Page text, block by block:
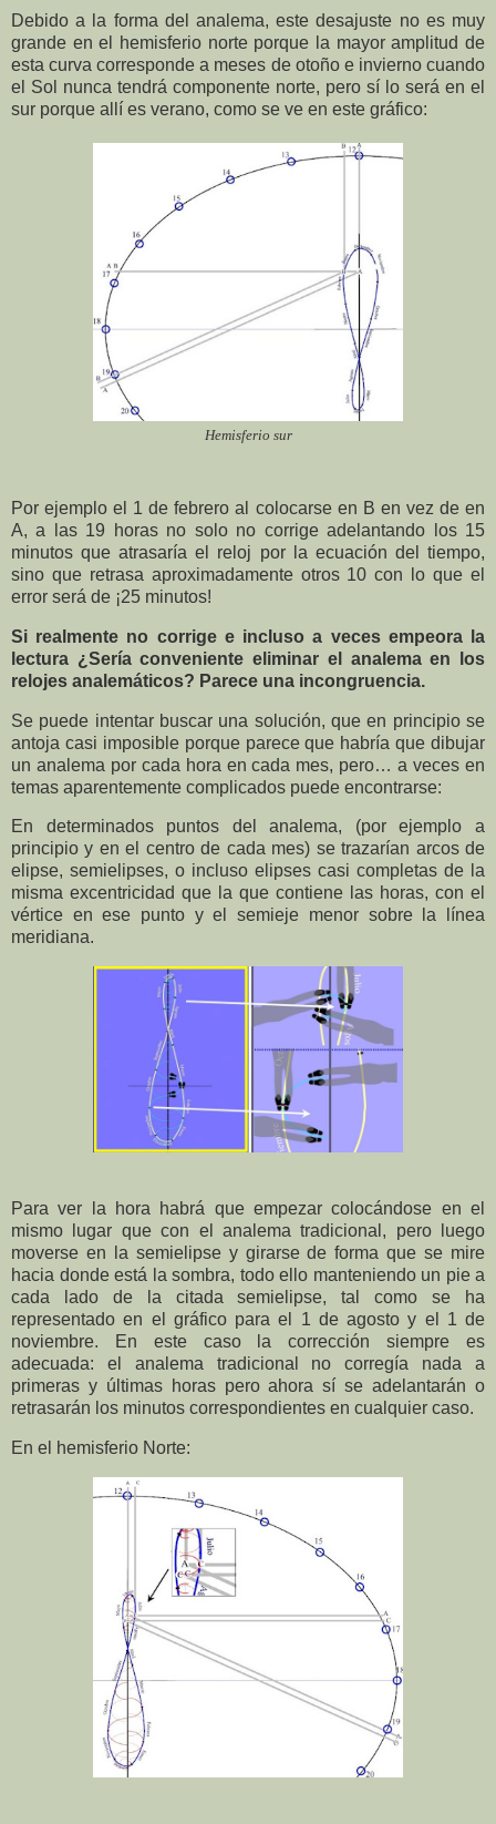
Debido a la forma del analema, este desajuste no es muy
grande en el hemisferio norte porque la mayor amplitud de
esta curva corresponde a meses de otoño e invierno cuando
el Sol nunca tendrá componente norte, pero sí lo será en el
sur porque allí es verano, como se ve en este gráfico:
Hemisferio sur
Por ejemplo el 1 de febrero al colocarse en B en vez de en
A, a las 19 horas no solo no corrige adelantando los 15
minutos que atrasaría el reloj por la ecuación del tiempo,
sino que retrasa aproximadamente otros 10 con lo que el
error será de ¡25 minutos!
Si realmente no corrige e incluso a veces empeora la
lectura ¿Sería conveniente eliminar el analema en los
relojes analemáticos? Parece una incongruencia.
Se puede intentar buscar una solución, que en principio se
antoja casi imposible porque parece que habría que dibujar
un analema por cada hora en cada mes, pero… a veces en
temas aparentemente complicados puede encontrarse:
En determinados puntos del analema, (por ejemplo a
principio y en el centro de cada mes) se trazarían arcos de
elipse, semielipses, o incluso elipses casi completas de la
misma excentricidad que la que contiene las horas, con el
vértice en ese punto y el semieje menor sobre la línea
meridiana.
Para ver la hora habrá que empezar colocándose en el
mismo lugar que con el analema tradicional, pero luego
moverse en la semielipse y girarse de forma que se mire
hacia donde está la sombra, todo ello manteniendo un pie a
cada lado de la citada semielipse, tal como se ha
representado en el gráfico para el 1 de agosto y el 1 de
noviembre. En este caso la corrección siempre es
adecuada: el analema tradicional no corregía nada a
primeras y últimas horas pero ahora sí se adelantarán o
retrasarán los minutos correspondientes en cualquier caso.
En el hemisferio Norte: